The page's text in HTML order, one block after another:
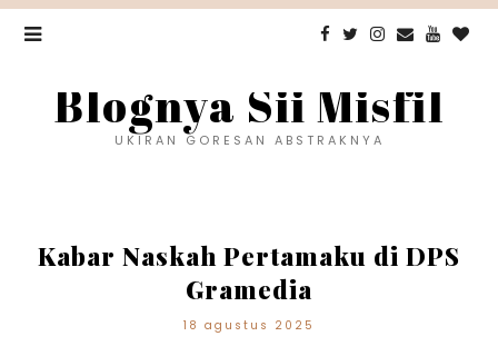
Blognya Sii Misfil
UKIRAN GORESAN ABSTRAKNYA
Kabar Naskah Pertamaku di DPS
Gramedia
18 agustus 2025